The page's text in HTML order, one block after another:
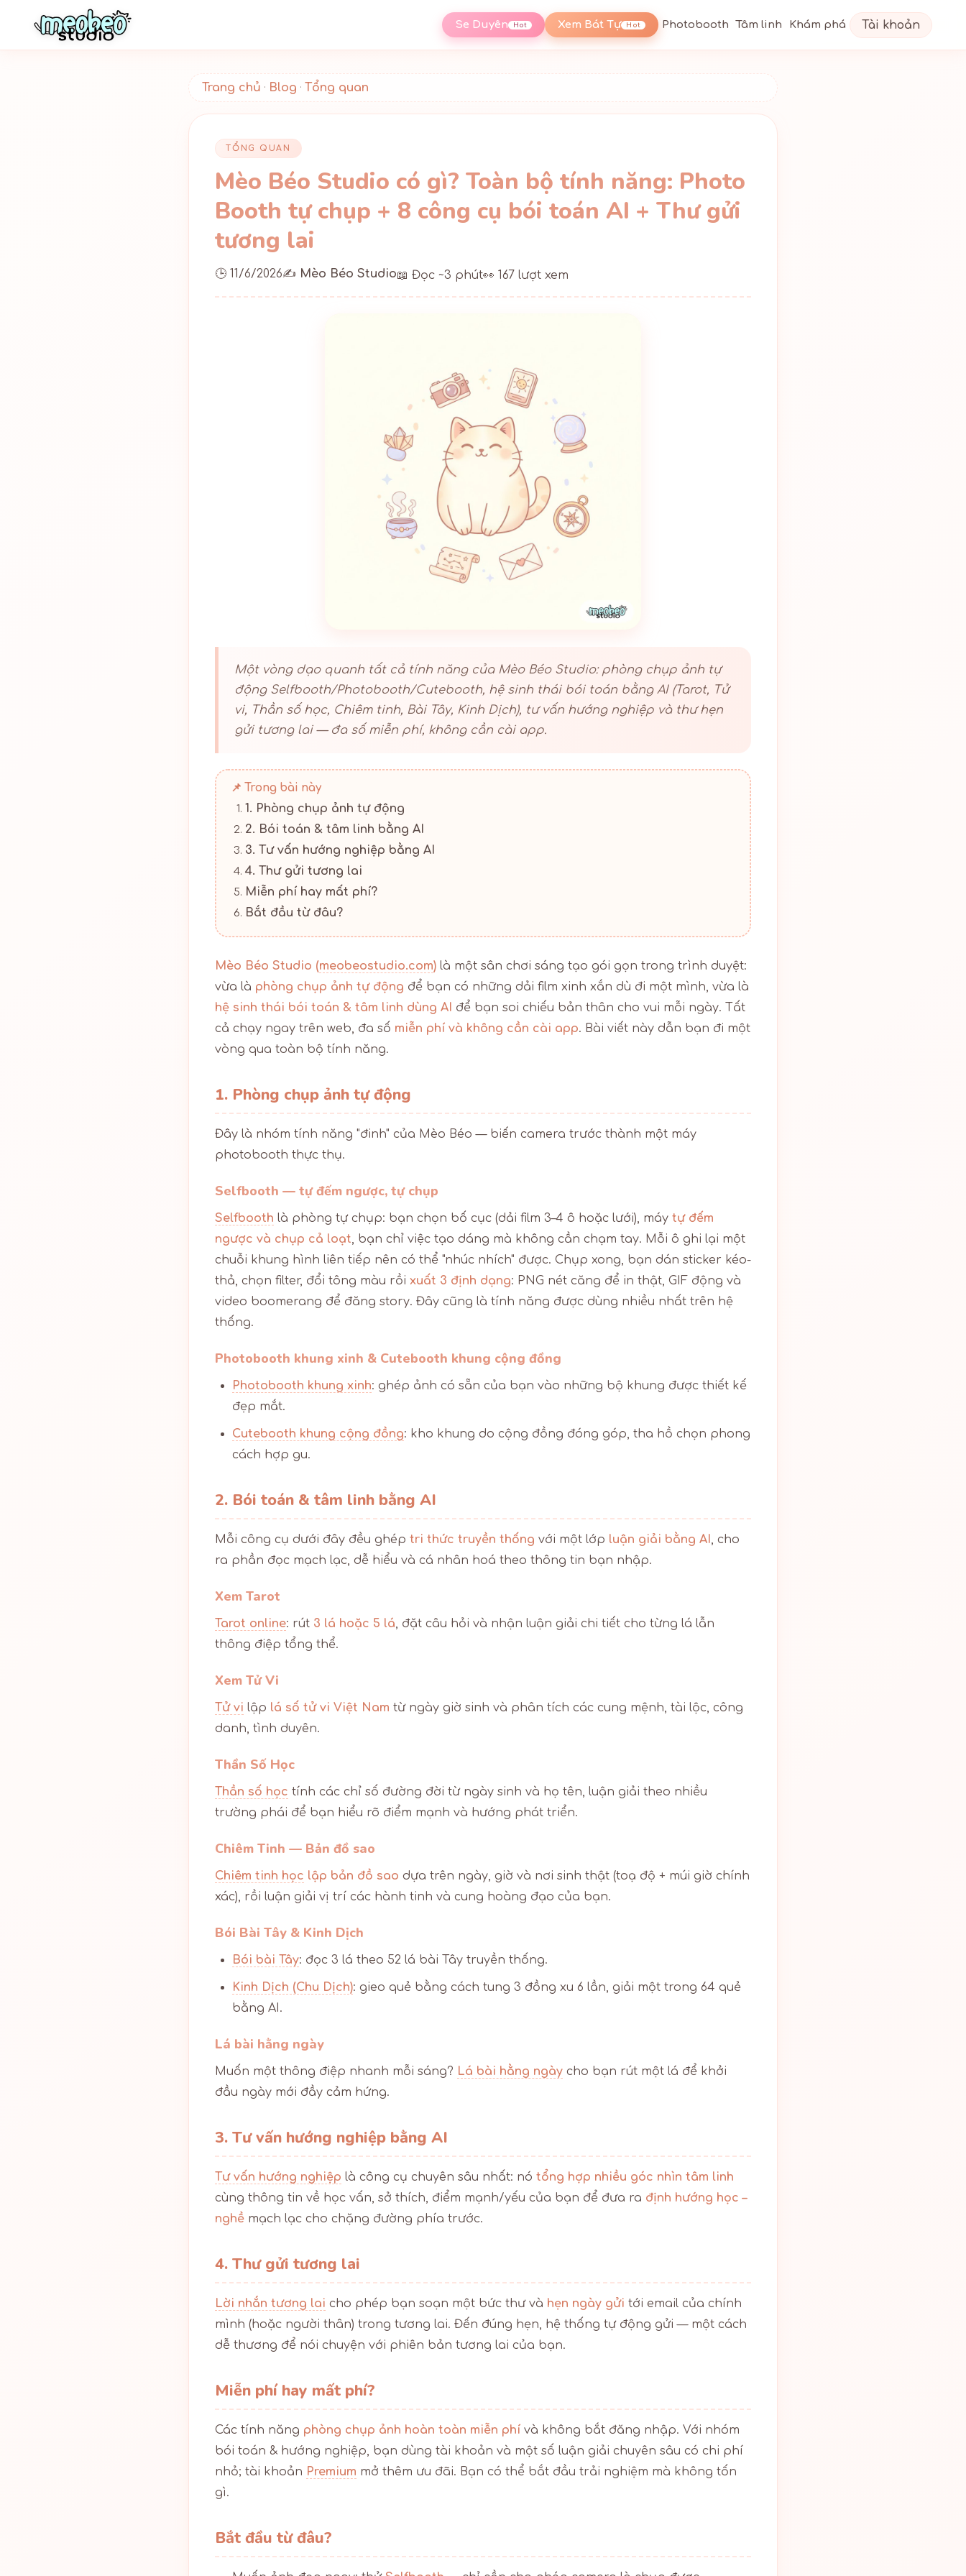
Se Duyên Hot Xem Bát Tự Hot Photobooth Tâm linh Khám phá Tài khoản
Trang chủ · Blog · Tổng quan
TỔNG QUAN
Mèo Béo Studio có gì? Toàn bộ tính năng: Photo
Booth tự chụp + 8 công cụ bói toán AI + Thư gửi
tương lai
🕒 11/6/2026✍️ Mèo Béo Studio📖 Đọc ~3 phút👀 167 lượt xem
Một vòng dạo quanh tất cả tính năng của Mèo Béo Studio: phòng chụp ảnh tự
động Selfbooth/Photobooth/Cutebooth, hệ sinh thái bói toán bằng AI (Tarot, Tử
vi, Thần số học, Chiêm tinh, Bài Tây, Kinh Dịch), tư vấn hướng nghiệp và thư hẹn
gửi tương lai — đa số miễn phí, không cần cài app.
📌 Trong bài này
1. Phòng chụp ảnh tự động
2. Bói toán & tâm linh bằng AI
3. Tư vấn hướng nghiệp bằng AI
4. Thư gửi tương lai
Miễn phí hay mất phí?
Bắt đầu từ đâu?
Mèo Béo Studio (meobeostudio.com) là một sân chơi sáng tạo gói gọn trong trình duyệt:
vừa là phòng chụp ảnh tự động để bạn có những dải film xinh xắn dù đi một mình, vừa là
hệ sinh thái bói toán & tâm linh dùng AI để bạn soi chiếu bản thân cho vui mỗi ngày. Tất
cả chạy ngay trên web, đa số miễn phí và không cần cài app. Bài viết này dẫn bạn đi một
vòng qua toàn bộ tính năng.
1. Phòng chụp ảnh tự động
Đây là nhóm tính năng "đinh" của Mèo Béo — biến camera trước thành một máy
photobooth thực thụ.
Selfbooth — tự đếm ngược, tự chụp
Selfbooth là phòng tự chụp: bạn chọn bố cục (dải film 3–4 ô hoặc lưới), máy tự đếm
ngược và chụp cả loạt, bạn chỉ việc tạo dáng mà không cần chạm tay. Mỗi ô ghi lại một
chuỗi khung hình liên tiếp nên có thể "nhúc nhích" được. Chụp xong, bạn dán sticker kéo-
thả, chọn filter, đổi tông màu rồi xuất 3 định dạng: PNG nét căng để in thật, GIF động và
video boomerang để đăng story. Đây cũng là tính năng được dùng nhiều nhất trên hệ
thống.
Photobooth khung xinh & Cutebooth khung cộng đồng
Photobooth khung xinh: ghép ảnh có sẵn của bạn vào những bộ khung được thiết kế
đẹp mắt.
Cutebooth khung cộng đồng: kho khung do cộng đồng đóng góp, tha hồ chọn phong
cách hợp gu.
2. Bói toán & tâm linh bằng AI
Mỗi công cụ dưới đây đều ghép tri thức truyền thống với một lớp luận giải bằng AI, cho
ra phần đọc mạch lạc, dễ hiểu và cá nhân hoá theo thông tin bạn nhập.
Xem Tarot
Tarot online: rút 3 lá hoặc 5 lá, đặt câu hỏi và nhận luận giải chi tiết cho từng lá lẫn
thông điệp tổng thể.
Xem Tử Vi
Tử vi lập lá số tử vi Việt Nam từ ngày giờ sinh và phân tích các cung mệnh, tài lộc, công
danh, tình duyên.
Thần Số Học
Thần số học tính các chỉ số đường đời từ ngày sinh và họ tên, luận giải theo nhiều
trường phái để bạn hiểu rõ điểm mạnh và hướng phát triển.
Chiêm Tinh — Bản đồ sao
Chiêm tinh học lập bản đồ sao dựa trên ngày, giờ và nơi sinh thật (toạ độ + múi giờ chính
xác), rồi luận giải vị trí các hành tinh và cung hoàng đạo của bạn.
Bói Bài Tây & Kinh Dịch
Bói bài Tây: đọc 3 lá theo 52 lá bài Tây truyền thống.
Kinh Dịch (Chu Dịch): gieo quẻ bằng cách tung 3 đồng xu 6 lần, giải một trong 64 quẻ
bằng AI.
Lá bài hằng ngày
Muốn một thông điệp nhanh mỗi sáng? Lá bài hằng ngày cho bạn rút một lá để khởi
đầu ngày mới đầy cảm hứng.
3. Tư vấn hướng nghiệp bằng AI
Tư vấn hướng nghiệp là công cụ chuyên sâu nhất: nó tổng hợp nhiều góc nhìn tâm linh
cùng thông tin về học vấn, sở thích, điểm mạnh/yếu của bạn để đưa ra định hướng học –
nghề mạch lạc cho chặng đường phía trước.
4. Thư gửi tương lai
Lời nhắn tương lai cho phép bạn soạn một bức thư và hẹn ngày gửi tới email của chính
mình (hoặc người thân) trong tương lai. Đến đúng hẹn, hệ thống tự động gửi — một cách
dễ thương để nói chuyện với phiên bản tương lai của bạn.
Miễn phí hay mất phí?
Các tính năng phòng chụp ảnh hoàn toàn miễn phí và không bắt đăng nhập. Với nhóm
bói toán & hướng nghiệp, bạn dùng tài khoản và một số luận giải chuyên sâu có chi phí
nhỏ; tài khoản Premium mở thêm ưu đãi. Bạn có thể bắt đầu trải nghiệm mà không tốn
gì.
Bắt đầu từ đâu?